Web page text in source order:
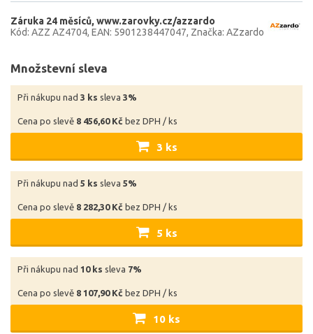
Záruka 24 měsíců www.zarovky.cz/azzardo
Kód: AZZ AZ4704 EAN: 5901238447047 Značka: AZzardo
Množstevní sleva
Při nákupu nad 3 ks sleva 3%
Cena po slevě 8 456,60 Kč bez DPH / ks
3 ks
Při nákupu nad 5 ks sleva 5%
Cena po slevě 8 282,30 Kč bez DPH / ks
5 ks
Při nákupu nad 10 ks sleva 7%
Cena po slevě 8 107,90 Kč bez DPH / ks
10 ks